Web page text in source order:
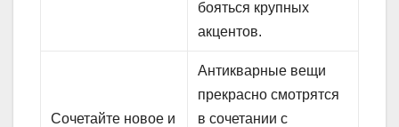
бояться крупных
акцентов.
Сочетайте новое и
Антикварные вещи
прекрасно смотрятся
в сочетании с